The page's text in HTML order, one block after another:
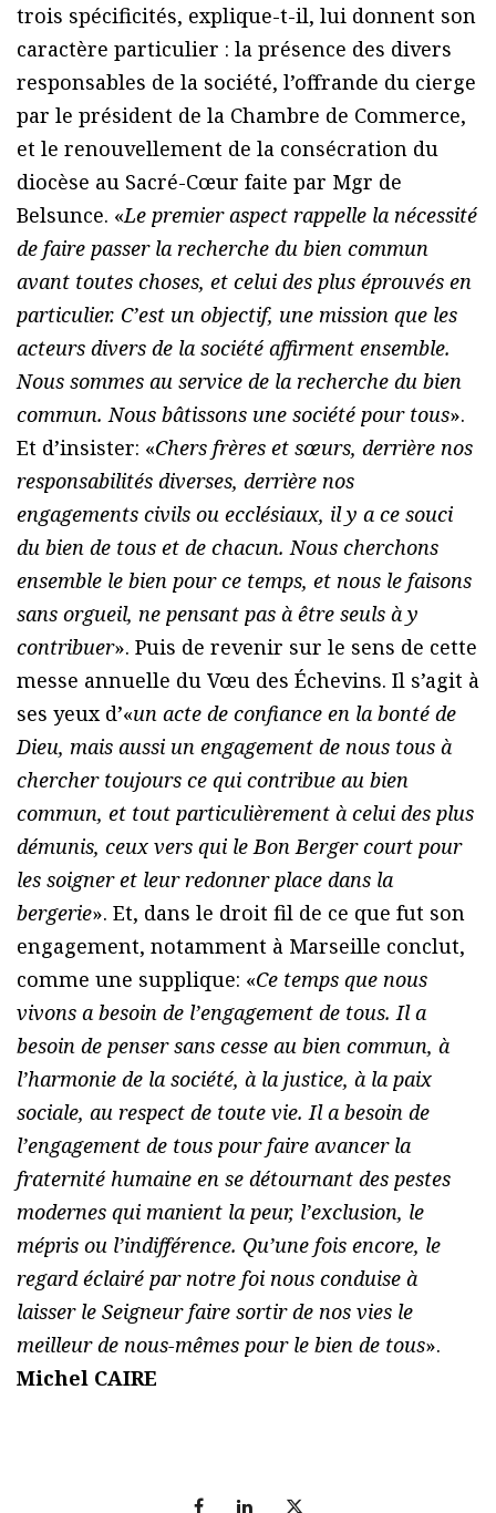
trois spécificités, explique-t-il, lui donnent son
caractère particulier : la présence des divers
responsables de la société, l’offrande du cierge
par le président de la Chambre de Commerce,
et le renouvellement de la consécration du
diocèse au Sacré-Cœur faite par Mgr de
Belsunce. «Le premier aspect rappelle la nécessité
de faire passer la recherche du bien commun
avant toutes choses, et celui des plus éprouvés en
particulier. C’est un objectif, une mission que les
acteurs divers de la société affirment ensemble.
Nous sommes au service de la recherche du bien
commun. Nous bâtissons une société pour tous».
Et d’insister: «Chers frères et sœurs, derrière nos
responsabilités diverses, derrière nos
engagements civils ou ecclésiaux, il y a ce souci
du bien de tous et de chacun. Nous cherchons
ensemble le bien pour ce temps, et nous le faisons
sans orgueil, ne pensant pas à être seuls à y
contribuer». Puis de revenir sur le sens de cette
messe annuelle du Vœu des Échevins. Il s’agit à
ses yeux d’«un acte de confiance en la bonté de
Dieu, mais aussi un engagement de nous tous à
chercher toujours ce qui contribue au bien
commun, et tout particulièrement à celui des plus
démunis, ceux vers qui le Bon Berger court pour
les soigner et leur redonner place dans la
bergerie». Et, dans le droit fil de ce que fut son
engagement, notamment à Marseille conclut,
comme une supplique: «Ce temps que nous
vivons a besoin de l’engagement de tous. Il a
besoin de penser sans cesse au bien commun, à
l’harmonie de la société, à la justice, à la paix
sociale, au respect de toute vie. Il a besoin de
l’engagement de tous pour faire avancer la
fraternité humaine en se détournant des pestes
modernes qui manient la peur, l’exclusion, le
mépris ou l’indifférence. Qu’une fois encore, le
regard éclairé par notre foi nous conduise à
laisser le Seigneur faire sortir de nos vies le
meilleur de nous-mêmes pour le bien de tous».
Michel CAIRE